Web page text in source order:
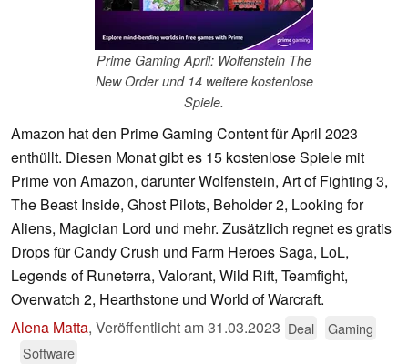
Prime Gaming April: Wolfenstein The
New Order und 14 weitere kostenlose
Spiele.
Amazon hat den Prime Gaming Content für April 2023
enthüllt. Diesen Monat gibt es 15 kostenlose Spiele mit
Prime von Amazon, darunter Wolfenstein, Art of Fighting 3,
The Beast Inside, Ghost Pilots, Beholder 2, Looking for
Aliens, Magician Lord und mehr. Zusätzlich regnet es gratis
Drops für Candy Crush und Farm Heroes Saga, LoL,
Legends of Runeterra, Valorant, Wild Rift, Teamfight,
Overwatch 2, Hearthstone und World of Warcraft.
Alena Matta, Veröffentlicht am31.03.2023 Deal
Gaming
Software